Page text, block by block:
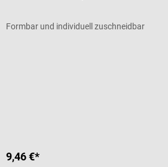
Formbar und individuell zuschneidbar
9,46 €*